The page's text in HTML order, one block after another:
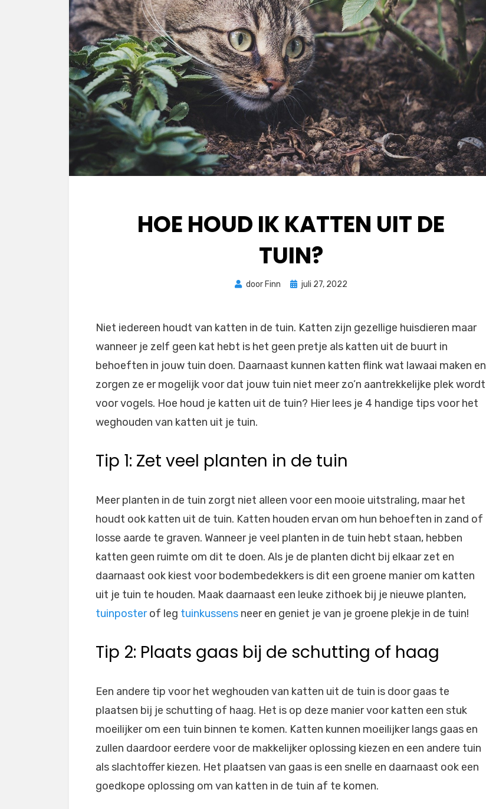
HOE HOUD IK KATTEN UIT DE
TUIN?
door Finn
Geplaatst
juli 27, 2022
Niet iedereen houdt van katten in de tuin. Katten zijn gezellige huisdieren maar
wanneer je zelf geen kat hebt is het geen pretje als katten uit de buurt in
behoeften in jouw tuin doen. Daarnaast kunnen katten flink wat lawaai maken en
zorgen ze er mogelijk voor dat jouw tuin niet meer zo’n aantrekkelijke plek wordt
voor vogels. Hoe houd je katten uit de tuin? Hier lees je 4 handige tips voor het
weghouden van katten uit je tuin.
Tip 1: Zet veel planten in de tuin
Meer planten in de tuin zorgt niet alleen voor een mooie uitstraling, maar het
houdt ook katten uit de tuin. Katten houden ervan om hun behoeften in zand of
losse aarde te graven. Wanneer je veel planten in de tuin hebt staan, hebben
katten geen ruimte om dit te doen. Als je de planten dicht bij elkaar zet en
daarnaast ook kiest voor bodembedekkers is dit een groene manier om katten
uit je tuin te houden. Maak daarnaast een leuke zithoek bij je nieuwe planten,
tuinposterof leg tuinkussens neer en geniet je van je groene plekje in de tuin!
Tip 2: Plaats gaas bij de schutting of haag
Een andere tip voor het weghouden van katten uit de tuin is door gaas te
plaatsen bij je schutting of haag. Het is op deze manier voor katten een stuk
moeilijker om een tuin binnen te komen. Katten kunnen moeilijker langs gaas en
zullen daardoor eerdere voor de makkelijker oplossing kiezen en een andere tuin
als slachtoffer kiezen. Het plaatsen van gaas is een snelle en daarnaast ook een
goedkope oplossing om van katten in de tuin af te komen.